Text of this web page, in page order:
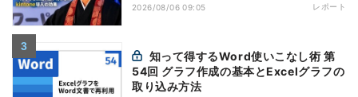
2026/08/06 09:05 レポート
54回 グラフ作成の基本とExcelグラフの
取り込み方法